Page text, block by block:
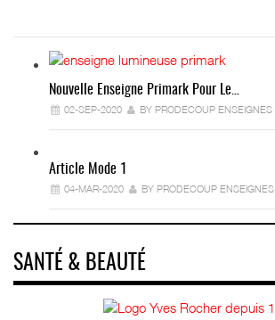
Nouvelle Enseigne Primark Pour Le…
02-SEP-2020 BY PRODECOUP ENSEIGNES
Article Mode 1
04-MAR-2020 BY PRODECOUP ENSEIGNES
SANTÉ & BEAUTÉ